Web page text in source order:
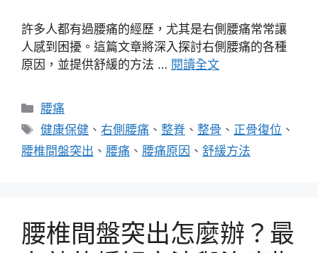
許多人都有過腰痛的經歷，尤其是右側腰痛常常讓
人感到困擾。這篇文章將深入探討右側腰痛的各種
原因，並提供舒緩的方法 … 閱讀全文
分
類
腰痛
標
籤
健康保健 、右側腰痛 、整脊 、整骨 、 正骨復位 、
腰椎間盤突出 、 腰痛 、 腰痛原因 、 舒緩方法
腰椎間盤突出怎麼辦？最